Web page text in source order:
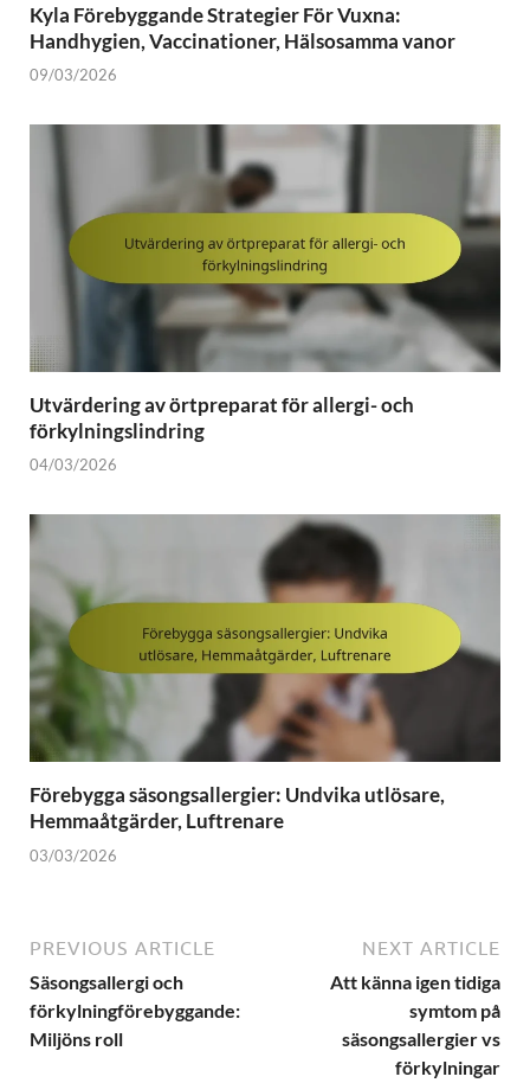
Kyla Förebyggande Strategier För Vuxna:
Handhygien, Vaccinationer, Hälsosamma vanor
09/03/2026
Utvärdering av örtpreparat för allergi- och
förkylningslindring
04/03/2026
Förebygga säsongsallergier: Undvika utlösare,
Hemmaåtgärder, Luftrenare
03/03/2026
PREVIOUS ARTICLE
Säsongsallergi och
förkylningförebyggande:
Miljöns roll
NEXT ARTICLE
Att känna igen tidiga
symtom på
säsongsallergier vs
förkylningar